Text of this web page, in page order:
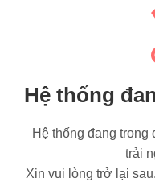
Hệ thống
Hệ thống đang trong
trải
Xin vui lòng trở lại